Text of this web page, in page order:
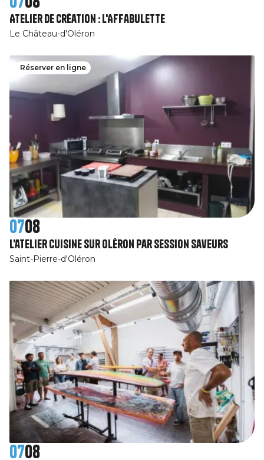
Atelier de création : l'Affabulette
Le Château-d'Oléron
Réserver en ligne
0708
L'atelier cuisine sur Oléron par Session SaveurS
Saint-Pierre-d'Oléron
0708